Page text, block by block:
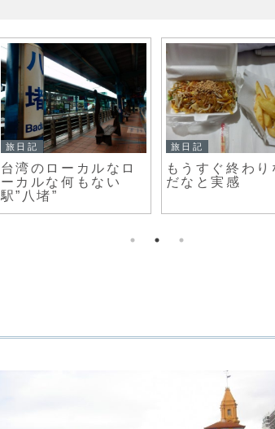
旅日記
台湾のローカルなロ
ーカルな何もない
駅”八堵”
旅日記
もうすぐ終わり
だなと実感